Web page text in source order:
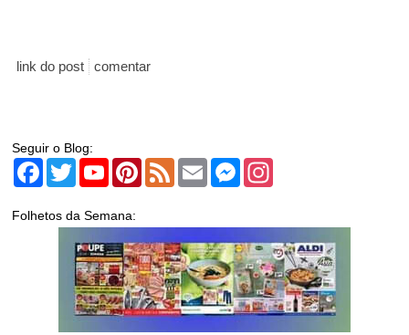
link do post comentar
Seguir o Blog:
Facebook
TwitterYouTubePinterest
Feed Email Messenger
Folhetos da Semana: